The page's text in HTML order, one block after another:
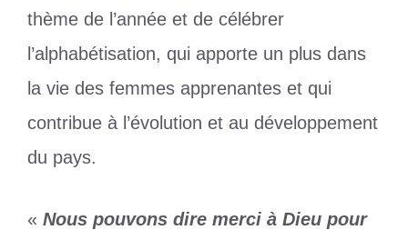
thème de l’année et de célébrer
l’alphabétisation, qui apporte un plus dans
la vie des femmes apprenantes et qui
contribue à l’évolution et au développement
du pays.
« Nous pouvons dire merci à Dieu pour